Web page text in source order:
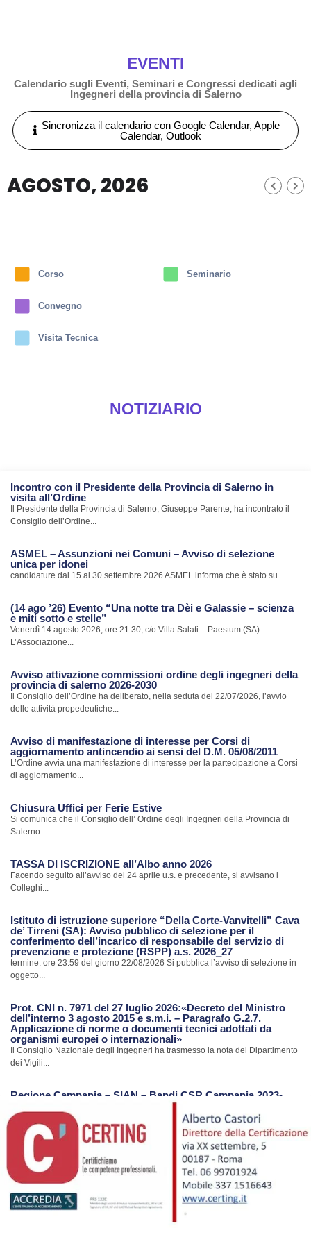
EVENTI
Calendario sugli Eventi, Seminari e Congressi dedicati agli
Ingegneri della provincia di Salerno
Sincronizza il calendario con Google Calendar, Apple
Calendar, Outlook
AGOSTO, 2026
Corso Seminario
Convegno
Visita Tecnica
NOTIZIARIO
Incontro con il Presidente della Provincia di Salerno in
visita all’Ordine
Il Presidente della Provincia di Salerno, Giuseppe Parente, ha incontrato il
Consiglio dell’Ordine...
ASMEL – Assunzioni nei Comuni – Avviso di selezione
unica per idonei
candidature dal 15 al 30 settembre 2026 ASMEL informa che è stato su...
(14 ago ’26) Evento “Una notte tra Dèi e Galassie – scienza
e miti sotto e stelle”
Venerdì 14 agosto 2026, ore 21:30, c/o Villa Salati – Paestum (SA)
L’Associazione...
Avviso attivazione commissioni ordine degli ingegneri della
provincia di salerno 2026-2030
Il Consiglio dell’Ordine ha deliberato, nella seduta del 22/07/2026, l’avvio
delle attività propedeutiche...
Avviso di manifestazione di interesse per Corsi di
aggiornamento antincendio ai sensi del D.M. 05/08/2011
L’Ordine avvia una manifestazione di interesse per la partecipazione a Corsi
di aggiornamento...
Chiusura Uffici per Ferie Estive
Si comunica che il Consiglio dell’ Ordine degli Ingegneri della Provincia di
Salerno...
TASSA DI ISCRIZIONE all’Albo anno 2026
Facendo seguito all’avviso del 24 aprile u.s. e precedente, si avvisano i
Colleghi...
Istituto di istruzione superiore “Della Corte-Vanvitelli” Cava
de’ Tirreni (SA): Avviso pubblico di selezione per il
conferimento dell’incarico di responsabile del servizio di
prevenzione e protezione (RSPP) a.s. 2026_27
termine: ore 23:59 del giorno 22/08/2026 Si pubblica l’avviso di selezione in
oggetto...
Prot. CNI n. 7971 del 27 luglio 2026:«Decreto del Ministro
dell’interno 3 agosto 2015 e s.m.i. – Paragrafo G.2.7.
Applicazione di norme o documenti tecnici adottati da
organismi europei o internazionali»
Il Consiglio Nazionale degli Ingegneri ha trasmesso la nota del Dipartimento
dei Vigili...
Regione Campania – SIAN – Bandi CSR Campania 2023-
La Regione Campania con riferimento al Portale SIAN ha trasmesso una
nota con...
Avvio procedimento di revisione Albo CTU e Periti del
Tribunale di Nola
Con nota Prot. n.7385 del 24.07.2026 il Tribunale di Nola ha comunicato
l’avvio...